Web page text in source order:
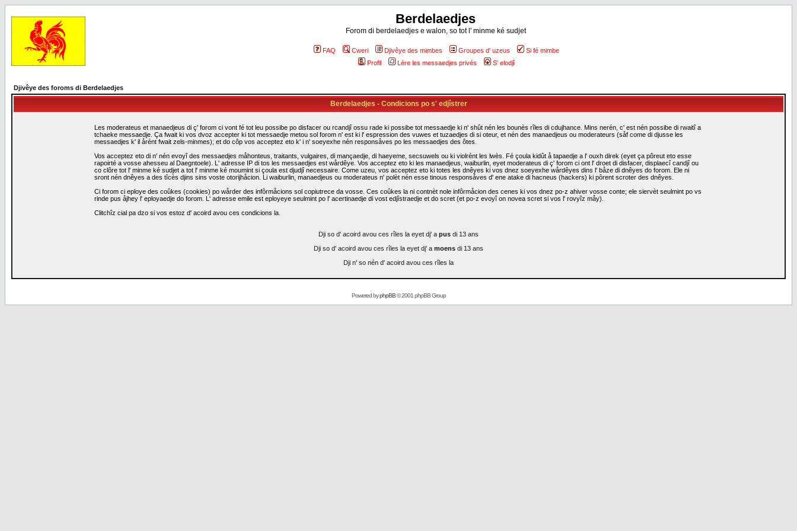
Berdelaedjes
Forom di berdelaedjes e walon, so tot l' minme ké sudjet
FAQ Cweri Djivêye des mimbes Groupes d' uzeus
Si fé mimbe
Profil
Lére les messaedjes privés S' elodjî
Djivêye des foroms di Berdelaedjes
Berdelaedjes - Condicions po s' edjîstrer
Les moderateus et manaedjeus di ç' forom ci vont fé tot leu possibe po disfacer ou rcandjî ossu rade ki possibe tot messaedje ki n' shût nén les bounès rîles di cdujhance. Mins nerén, c' est nén possibe di rwaitî a
tchaeke messaedje. Ça fwait ki vos dvoz accepter ki tot messaedje metou sol forom n' est ki l' espression des vuwes et tuzaedjes di si oteur, et nén des manaedjeus ou moderateurs (såf come di djusse les
messaedjes k' il årént fwait zels-minmes); et do côp vos acceptez eto k' i n' soeyexhe nén responsåves po les messaedjes des ôtes.
Vos acceptez eto di n' nén evoyî des messaedjes måhonteus, traitants, vulgaires, di mançaedje, di haeyeme, secsuwels ou ki violrént les lwès. Fé çoula kidût å tapaedje a l' ouxh direk (eyet ça pôreut eto esse
rapoirté a vosse ahesseu al Daegntoele). L' adresse IP di tos les messaedjes est wårdêye. Vos acceptez eto ki les manaedjeus, waiburlin, eyet moderateus di ç' forom ci ont l' droet di disfacer, displaecî candjî ou
co clôre tot l' minme ké sudjet a tot l' minme ké moumint si çoula est djudjî necessaire. Come uzeu, vos acceptez eto ki totes les dnêyes ki vos dnez soeyexhe wårdêyes dins l' båze di dnêyes do forom. Ele ni
sront nén dnêyes a des tîcès djins sins voste otorijhåcion. Li waiburlin, manaedjeus ou moderateus n' polèt nén esse tinous responsåves d' ene atake di hacneus (hackers) ki pôrent scroter des dnêyes.
Ci forom ci eploye des coûkes (cookies) po wårder des infôrmåcions sol copiutrece da vosse. Ces coûkes la ni contnèt nole infôrmåcion des cenes ki vos dnez po-z ahiver vosse conte; ele siervèt seulmint po vs
rinde pus åjhey l' eployaedje do forom. L' adresse emile est eployeye seulmint po l' acertinaedje di vost edjîstraedje et do scret (et po-z evoyî on novea scret si vos l' rovyîz måy).
Clitchîz cial pa dzo si vos estoz d' acoird avou ces condicions la.
Dji so d' acoird avou ces rîles la eyet dj' a pus di 13 ans
Dji so d' acoird avou ces rîles la eyet dj' a moens di 13 ans
Dji n' so nén d' acoird avou ces rîles la
Powered byphpBB© 2001 phpBB Group